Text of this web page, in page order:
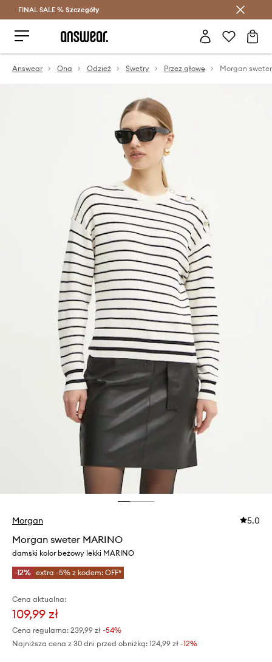
Oszczędzaj z Answear Club >
FINAL SALE % Szczegóły
Answear Ona Odzież Swetry Przez głowę Morgan
Morgan 5.0
Morgan sweter MARINO
damski kolor beżowy lekki MARINO
-12% extra -5% z kodem: OFF*
Cena aktualna:
109,99 zł
Cena regularna: 239,99 zł -54%
Najniższa cena z 30 dni przed obniżką: 124,99 zł -12%